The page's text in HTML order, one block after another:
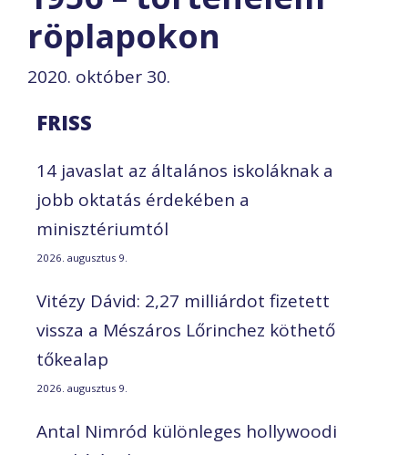
röplapokon
2020. október 30.
FRISS
14 javaslat az általános iskoláknak a
jobb oktatás érdekében a
minisztériumtól
2026. augusztus 9.
Vitézy Dávid: 2,27 milliárdot fizetett
vissza a Mészáros Lőrinchez köthető
tőkealap
2026. augusztus 9.
Antal Nimród különleges hollywoodi